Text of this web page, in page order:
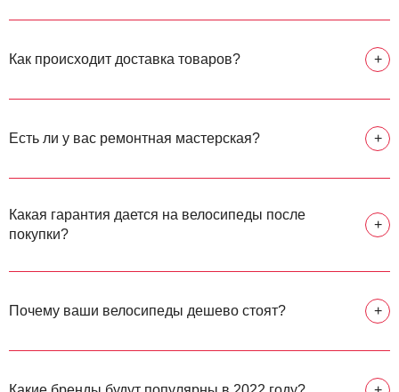
Как происходит доставка товаров? +
Есть ли у вас ремонтная мастерская? +
Какая гарантия дается на велосипеды после
покупки?
+
Почему ваши велосипеды дешево стоят? +